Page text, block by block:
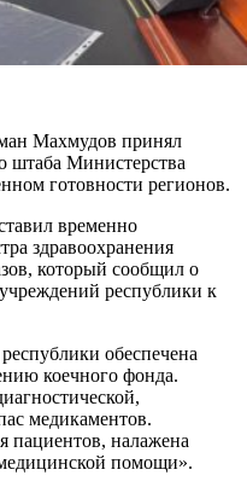
Махмудов принял
штаба Министерства
готовности регионов.
временно
здравоохранения
который сообщил о
республики к
обеспечена
коечного фонда.
медикаментов.
пациентов, налажена
помощи».